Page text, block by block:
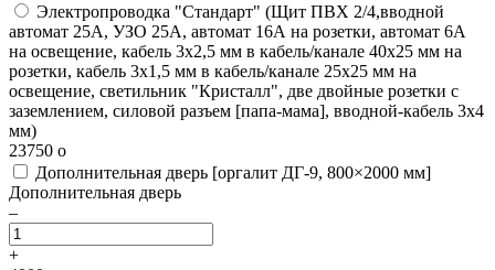
Электропроводка "Стандарт" (Щит ПВХ 2/4,вводной
автомат 25А, УЗО 25А, автомат 16А на розетки, автомат 6А
на освещение, кабель 3х2,5 мм в кабель/канале 40х25 мм на
розетки, кабель 3х1,5 мм в кабель/канале 25х25 мм на
освещение, светильник "Кристалл", две двойные розетки с
заземлением, силовой разъем [папа-мама], вводной-кабель 3х4
мм)
23750 o
Дополнительная дверь [оргалит ДГ-9, 800×2000 мм]
Дополнительная дверь
–
+